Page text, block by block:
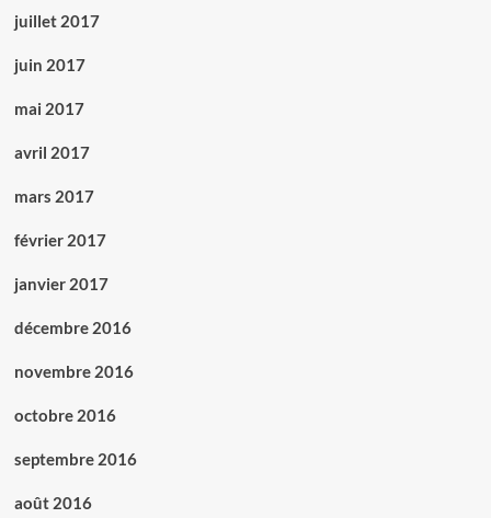
juillet 2017
juin 2017
mai 2017
avril 2017
mars 2017
février 2017
janvier 2017
décembre 2016
novembre 2016
octobre 2016
septembre 2016
août 2016